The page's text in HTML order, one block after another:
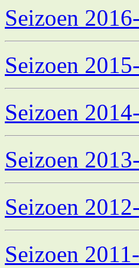
Seizoen
Seizoen
Seizoen
Seizoen
Seizoen
Seizoen